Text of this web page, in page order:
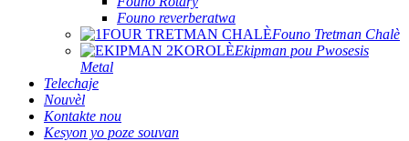
Founo reverberatwa
Founo Tretman Chalè
Ekipman pou Pwosesis
Metal
Telechaje
Nouvèl
Kontakte nou
Kesyon yo poze souvan